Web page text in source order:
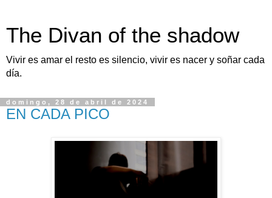
The Divan of the shadow
Vivir es amar el resto es silencio, vivir es nacer y soñar cada
día.
domingo, 28 de abril de 2024
EN CADA PICO